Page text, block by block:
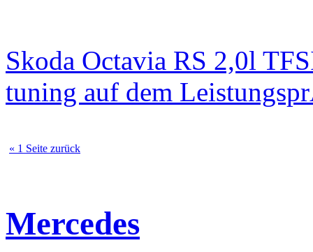
Skoda Octavia RS 2,0l
tuning auf dem
« 1 Seite zurück
Mercedes